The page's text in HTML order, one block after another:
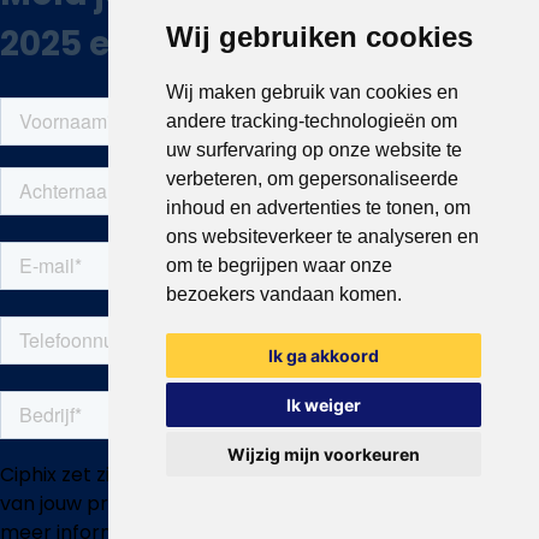
Wij gebruiken cookies
Wij maken gebruik van cookies en
andere tracking-technologieën om
uw surfervaring op onze website te
verbeteren, om gepersonaliseerde
inhoud en advertenties te tonen, om
ons websiteverkeer te analyseren en
om te begrijpen waar onze
bezoekers vandaan komen.
Ik ga akkoord
Ik weiger
Wijzig mijn voorkeuren